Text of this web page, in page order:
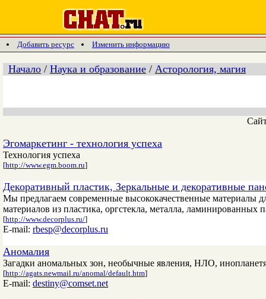
Добавить ресурс Изменить информацию
Начало / Наука и образование / Асторология, магия
Эгомаркетинг - технология успеха
Технология успеха
[http://www.egm.boom.ru]
Декоративный пластик, Зеркальные и декоративные
Мы предлагаем современные высококачественные материалы
материалов из пластика, оргстекла, металла,
[http://www.decorplus.ru/]
E-mail: rbesp@decorplus.ru
Аномалия
Загадки аномальных зон, необычные явления, НЛО,
[http://agats.newmail.ru/anomal/default.htm]
E-mail: destiny@comset.net